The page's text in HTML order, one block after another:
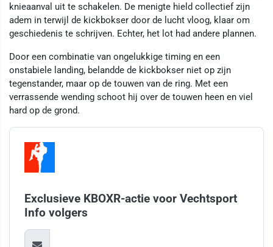
knieaanval uit te schakelen. De menigte hield collectief zijn
adem in terwijl de kickbokser door de lucht vloog, klaar om
geschiedenis te schrijven. Echter, het lot had andere plannen.
Door een combinatie van ongelukkige timing en een
onstabiele landing, belandde de kickbokser niet op zijn
tegenstander, maar op de touwen van de ring. Met een
verrassende wending schoot hij over de touwen heen en viel
hard op de grond.
Exclusieve KBOXR-actie voor Vechtsport
Info volgers